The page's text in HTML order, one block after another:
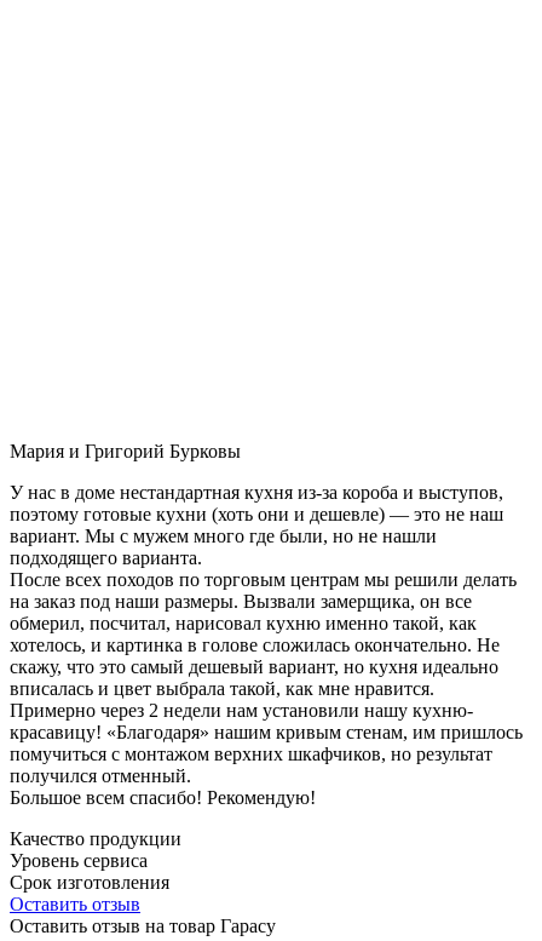
Мария и Григорий Бурковы
У нас в доме нестандартная кухня из-за короба и выступов,
поэтому готовые кухни (хоть они и дешевле) — это не наш
вариант. Мы с мужем много где были, но не нашли
подходящего варианта.
После всех походов по торговым центрам мы решили делать
на заказ под наши размеры. Вызвали замерщика, он все
обмерил, посчитал, нарисовал кухню именно такой, как
хотелось, и картинка в голове сложилась окончательно. Не
скажу, что это самый дешевый вариант, но кухня идеально
вписалась и цвет выбрала такой, как мне нравится.
Примерно через 2 недели нам установили нашу кухню-
красавицу! «Благодаря» нашим кривым стенам, им пришлось
помучиться с монтажом верхних шкафчиков, но результат
получился отменный.
Большое всем спасибо! Рекомендую!
Качество продукции
Уровень сервиса
Срок изготовления
Оставить отзыв
Оставить отзыв на товар Гарасу